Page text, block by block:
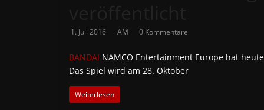
und1. Juli 2016 AM 0 Kommentare
BANDAI NAMCO Entertainment Europe hat
Das Spiel wird am 28. Oktober
Weiterlesen